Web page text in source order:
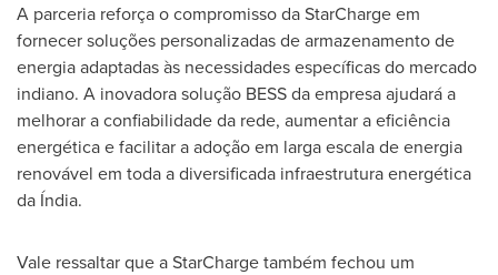
A parceria reforça o compromisso da StarCharge em
fornecer soluções personalizadas de armazenamento de
energia adaptadas às necessidades específicas do mercado
indiano. A inovadora solução BESS da empresa ajudará a
melhorar a confiabilidade da rede, aumentar a eficiência
energética e facilitar a adoção em larga escala de energia
renovável em toda a diversificada infraestrutura energética
da Índia.
Vale ressaltar que a StarCharge também fechou um